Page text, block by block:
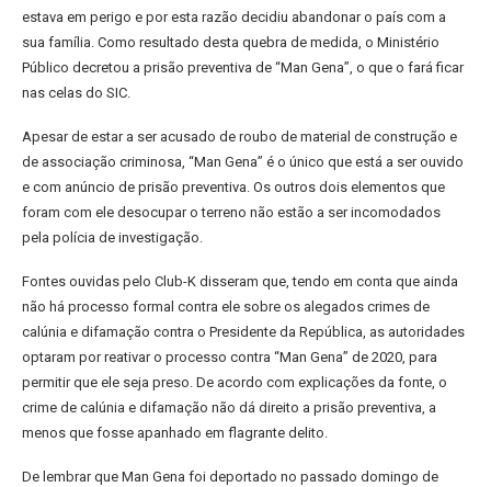
estava em perigo e por esta razão decidiu abandonar o país com a
sua família. Como resultado desta quebra de medida, o Ministério
Público decretou a prisão preventiva de “Man Gena”, o que o fará ficar
nas celas do SIC.
Apesar de estar a ser acusado de roubo de material de construção e
de associação criminosa, “Man Gena” é o único que está a ser ouvido
e com anúncio de prisão preventiva. Os outros dois elementos que
foram com ele desocupar o terreno não estão a ser incomodados
pela polícia de investigação.
Fontes ouvidas pelo Club-K disseram que, tendo em conta que ainda
não há processo formal contra ele sobre os alegados crimes de
calúnia e difamação contra o Presidente da República, as autoridades
optaram por reativar o processo contra “Man Gena” de 2020, para
permitir que ele seja preso. De acordo com explicações da fonte, o
crime de calúnia e difamação não dá direito a prisão preventiva, a
menos que fosse apanhado em flagrante delito.
De lembrar que Man Gena foi deportado no passado domingo de